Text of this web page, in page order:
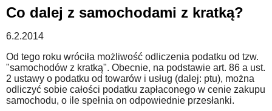
Co dalej z samochodami z kratką?
6.2.2014
Od tego roku wróciła możliwość odliczenia podatku od tzw.
"samochodów z kratką". Obecnie, na podstawie art. 86 a ust.
2 ustawy o podatku od towarów i usług (dalej: ptu), można
odliczyć sobie całości podatku zapłaconego w cenie zakupu
samochodu, o ile spełnia on odpowiednie przesłanki.